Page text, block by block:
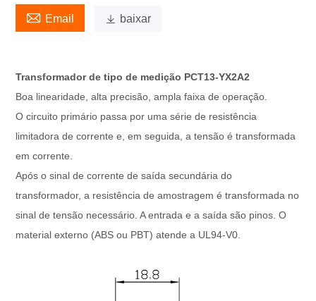
 Email  baixar
Transformador de tipo de medição PCT13-YX2A2
Boa linearidade, alta precisão, ampla faixa de operação.
O circuito primário passa por uma série de resistência
limitadora de corrente e, em seguida, a tensão é transformada
em corrente.
Após o sinal de corrente de saída secundária do
transformador, a resistência de amostragem é transformada no
sinal de tensão necessário. A entrada e a saída são pinos. O
material externo (ABS ou PBT) atende a UL94-V0.